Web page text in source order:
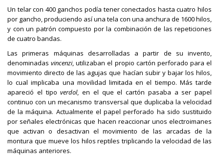
Un telar con 400 ganchos podía tener conectados hasta cuatro hilos
por gancho, produciendo así una tela con una anchura de 1600 hilos,
y con un patrón compuesto por la combinación de las repeticiones
de cuatro bandas.
Las primeras máquinas desarrolladas a partir de su invento,
denominadasvincenzi, utilizaban el propio cartón perforado para el
movimiento directo de las agujas que hacían subir y bajar los hilos,
lo cual implicaba una movilidad limitada en el tiempo. Más tarde
apareció el tipoverdol, en el que el cartón pasaba a ser papel
continuo con un mecanismo transversal que duplicaba la velocidad
de la máquina. Actualmente el papel perforado ha sido sustituido
por señales electrónicas que hacen reaccionar unos electroimanes
que activan o desactivan el movimiento de las arcadas de la
montura que mueve los hilos reptiles triplicando la velocidad de las
máquinas anteriores.